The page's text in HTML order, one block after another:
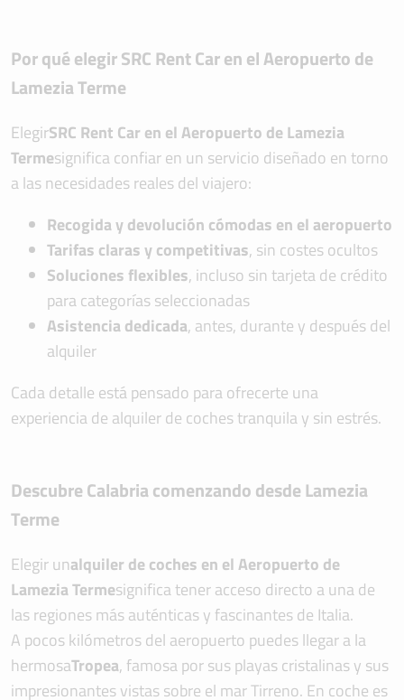
Por qué elegir SRC Rent Car en el Aeropuerto de
Lamezia Terme
ElegirSRC Rent Car en el Aeropuerto de Lamezia
Termesignifica confiar en un servicio diseñado en torno
a las necesidades reales del viajero:
Recogida y devolución cómodas en el aeropuerto
Tarifas claras y competitivas, sin costes ocultos
Soluciones flexibles, incluso sin tarjeta de crédito
para categorías seleccionadas
Asistencia dedicada, antes, durante y después del
alquiler
Cada detalle está pensado para ofrecerte una
experiencia de alquiler de coches tranquila y sin estrés.
Descubre Calabria comenzando desde Lamezia
Terme
Elegir unalquiler de coches en el Aeropuerto de
Lamezia Termesignifica tener acceso directo a una de
las regiones más auténticas y fascinantes de Italia.
A pocos kilómetros del aeropuerto puedes llegar a la
hermosaTropea, famosa por sus playas cristalinas y sus
impresionantes vistas sobre el mar Tirreno. En coche es